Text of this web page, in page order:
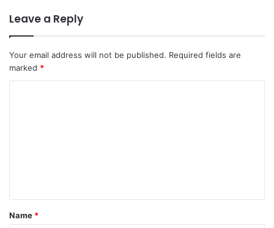
Leave a Reply
Your email address will not be published. Required fields are
marked *
t
*
Name *